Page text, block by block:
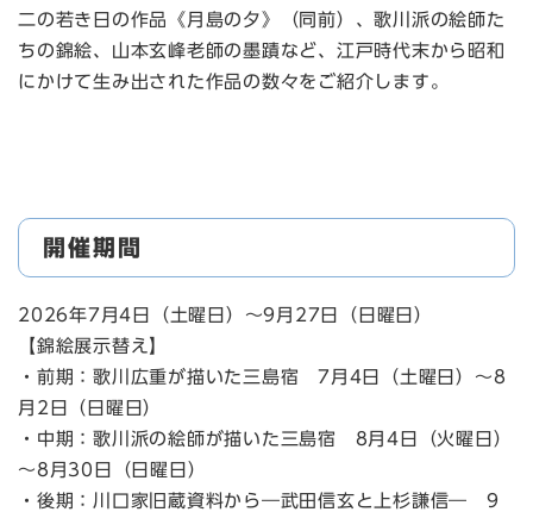
二の若き日の作品《月島の夕》（同前）、歌川派の絵師た
ちの錦絵、山本玄峰老師の墨蹟など、江戸時代末から昭和
にかけて生み出された作品の数々をご紹介します。
開催期間
2026年7月4日（土曜日）～9月27日（日曜日）
【錦絵展示替え】
・前期：歌川広重が描いた三島宿 7月4日（土曜日）～8
月2日（日曜日）
・中期：歌川派の絵師が描いた三島宿 8月4日（火曜日）
～8月30日（日曜日）
・後期：川口家旧蔵資料から―武田信玄と上杉謙信― 9